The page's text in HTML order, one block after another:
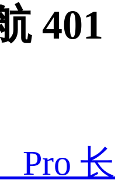
401
Pro 长